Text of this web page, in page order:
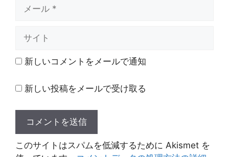
ト 新しいコメントをメールで通知
新しい投稿をメールで受け取る
このサイトはスパムを低減するために Akismet を